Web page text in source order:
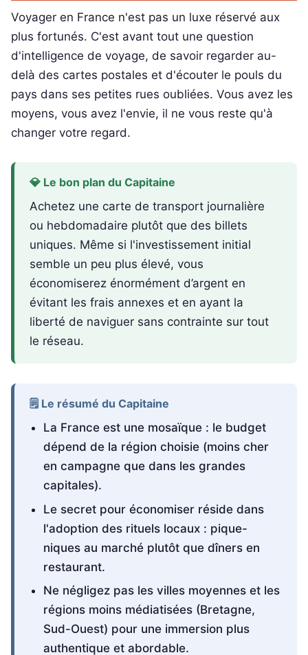
Voyager en France n'est pas un luxe réservé aux
plus fortunés. C'est avant tout une question
d'intelligence de voyage, de savoir regarder au-
delà des cartes postales et d'écouter le pouls du
pays dans ses petites rues oubliées. Vous avez les
moyens, vous avez l'envie, il ne vous reste qu'à
changer votre regard.
💎 Le bon plan du Capitaine
Achetez une carte de transport journalière
ou hebdomadaire plutôt que des billets
uniques. Même si l'investissement initial
semble un peu plus élevé, vous
économiserez énormément d’argent en
évitant les frais annexes et en ayant la
liberté de naviguer sans contrainte sur tout
le réseau.
🗒️ Le résumé du Capitaine
La France est une mosaïque : le budget
dépend de la région choisie (moins cher
en campagne que dans les grandes
capitales).
Le secret pour économiser réside dans
l'adoption des rituels locaux : pique-
niques au marché plutôt que dîners en
restaurant.
Ne négligez pas les villes moyennes et les
régions moins médiatisées (Bretagne,
Sud-Ouest) pour une immersion plus
authentique et abordable.